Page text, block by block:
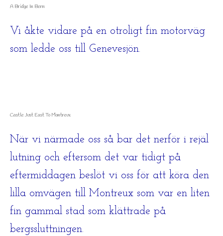
A Bridge In Bern
Vi åkte vidare på en otroligt fin motorväg
som ledde oss till Genevesjön.
Castle Just East To Montreux
När vi närmade oss så bar det nerför i rejäl
lutning och eftersom det var tidigt på
eftermiddagen beslöt vi oss för att köra den
lilla omvägen till Montreux som var en liten
fin gammal stad som klättrade på
bergssluttningen.